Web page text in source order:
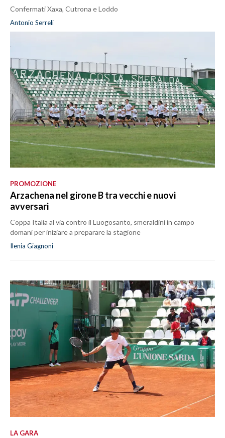
Confermati Xaxa, Cutrona e Loddo
Antonio Serreli
PROMOZIONE
Arzachena nel girone B tra vecchi e nuovi
avversari
Coppa Italia al via contro il Luogosanto, smeraldini in campo
domani per iniziare a preparare la stagione
Ilenia Giagnoni
LA GARA